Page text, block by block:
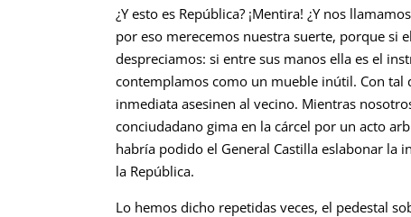
¿Y esto es República? ¡Mentira! ¿Y nos
por eso merecemos nuestra suerte, porque si
despreciamos: si entre sus manos ella es el
contemplamos como un mueble inútil. Con tal
inmediata asesinen al vecino. Mientras
conciudadano gima en la cárcel por un acto
habría podido el General Castilla eslabonar la
la República.
Lo hemos dicho repetidas veces, el pedestal